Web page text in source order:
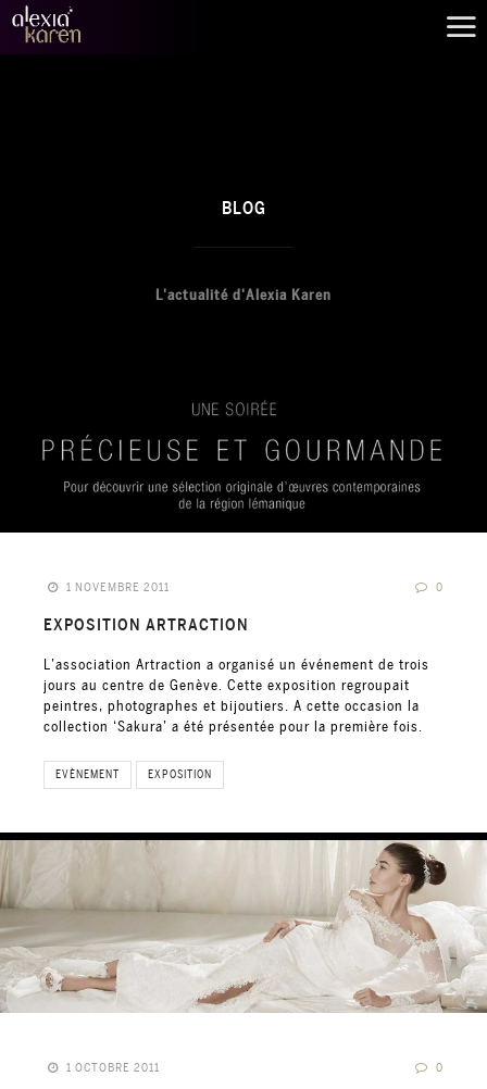
BLOG
L'actualité d'Alexia Karen
1 NOVEMBRE 2011 0
EXPOSITION ARTRACTION
L’association Artraction a organisé un événement de trois
jours au centre de Genève. Cette exposition regroupait
peintres, photographes et bijoutiers. A cette occasion la
collection ‘Sakura’ a été présentée pour la première fois.
EVÈNEMENT EXPOSITION
1 OCTOBRE 2011 0